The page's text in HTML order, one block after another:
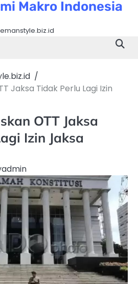
Makro Indonesia
Jaksa Tidak Perlu Lagi Izin
OTT Jaksa
Izin Jaksa
admin